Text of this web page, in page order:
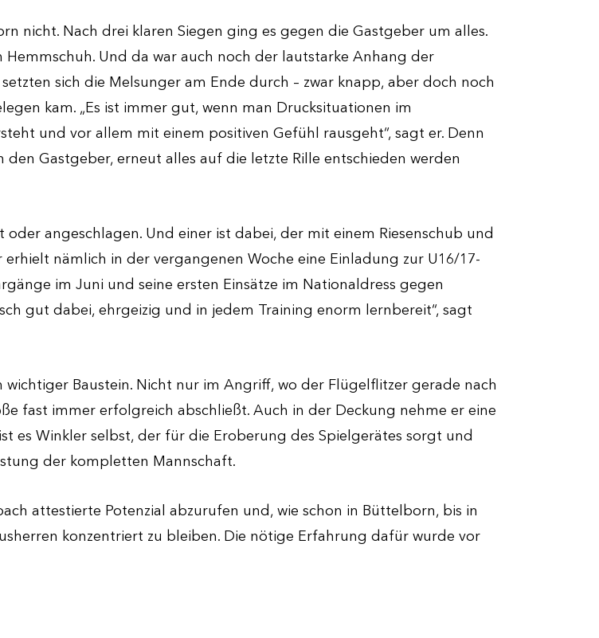
nicht. Nach drei klaren Siegen ging es gegen die Gastgeber um alles.
Und da war auch noch der lautstarke Anhang der
sich die Melsunger am Ende durch – zwar knapp, aber doch noch
kam. „Es ist immer gut, wenn man Drucksituationen im
und vor allem mit einem positiven Gefühl rausgeht“, sagt er. Denn
Gastgeber, erneut alles auf die letzte Rille entschieden werden
angeschlagen. Und einer ist dabei, der mit einem Riesenschub und
nämlich in der vergangenen Woche eine Einladung zur U16/17-
im Juni und seine ersten Einsätze im Nationaldress gegen
gut dabei, ehrgeizig und in jedem Training enorm lernbereit“, sagt
wichtiger Baustein. Nicht nur im Angriff, wo der Flügelflitzer gerade nach
fast immer erfolgreich abschließt. Auch in der Deckung nehme er eine
es Winkler selbst, der für die Eroberung des Spielgerätes sorgt und
der kompletten Mannschaft.
attestierte Potenzial abzurufen und, wie schon in Büttelborn, bis in
konzentriert zu bleiben. Die nötige Erfahrung dafür wurde vor